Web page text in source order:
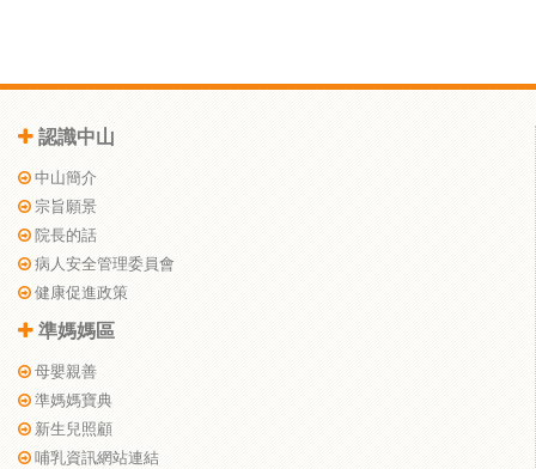
認識中山
中山簡介
宗旨願景
院長的話
病人安全管理委員會
健康促進政策
準媽媽區
母嬰親善
準媽媽寶典
新生兒照顧
哺乳資訊網站連結